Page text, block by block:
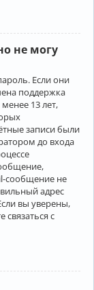
не могу
Если они
поддержка
13 лет,
записи были
до входа
сообщение не
адрес
вы уверены,
с